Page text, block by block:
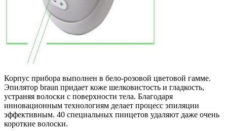
Корпус прибора выполнен в бело-розовой цветовой гамме.
Эпилятор braun придает коже шелковистость и гладкость,
устраняя волоски с поверхности тела. Благодаря
инновационным технологиям делает процесс эпиляции
эффективным. 40 специальных пинцетов удаляют даже очень
короткие волоски.